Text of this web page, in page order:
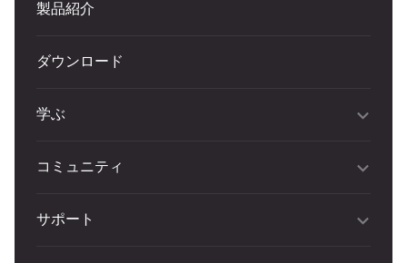
製品紹介
ダウンロード
学ぶ
コミュニティ
サポート